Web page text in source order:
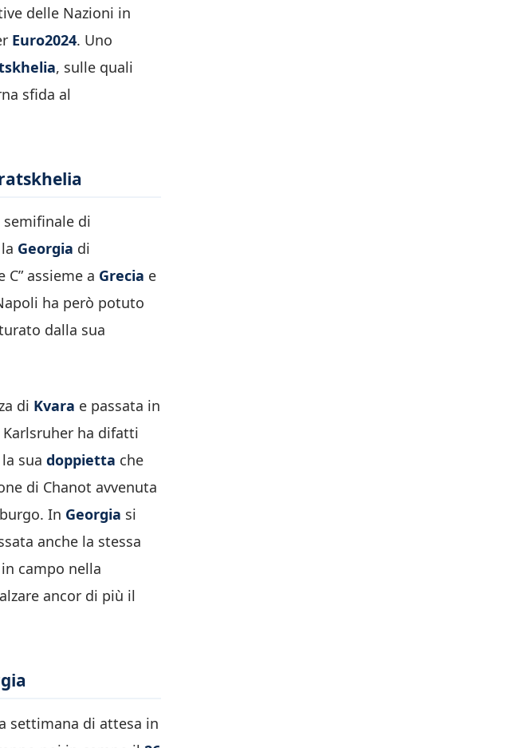
delle Nazioni in
Euro2024. Uno
, sulle quali
sfida al
semifinale di
Georgia di
assieme a Grecia e
ha però potuto
dalla sua
di Kvara e passata in
ha difatti
sua doppietta che
di Chanot avvenuta
In Georgia si
anche la stessa
campo nella
ancor di più il
settimana di attesa in